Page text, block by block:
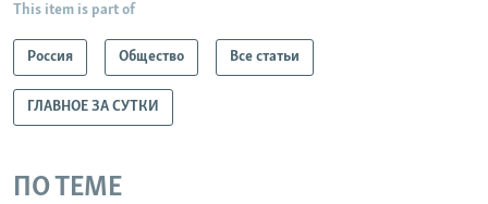
This item is part of
Россия Общество Все статьи
ГЛАВНОЕ ЗА СУТКИ
ПО ТЕМЕ